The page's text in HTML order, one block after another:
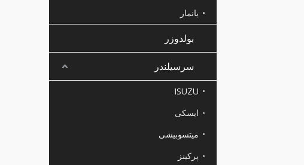
یانمار
بولدوزر
سرسیلندر
ISUZU
ایسکی
میتسوبیشی
پرکینز